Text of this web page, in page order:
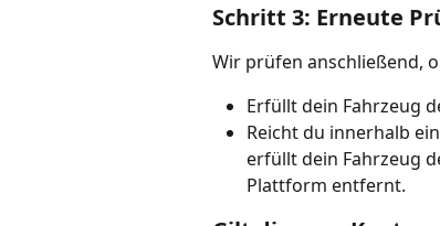
Schritt 3: Erneute
Wir prüfen anschließend,
Erfüllt dein Fahrzeug
Reicht du innerhalb
erfüllt dein Fahrzeug
Plattform entfernt.